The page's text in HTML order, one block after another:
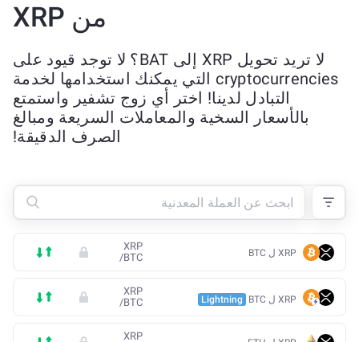
من XRP
لا تريد تحويل XRP إلى BAT؟ لا توجد قيود على
cryptocurrencies التي يمكنك استخدامها لخدمة
التبادل لدينا! اختر أي زوج تشفير واستمتع
بالأسعار السخية والمعاملات السريعة ومبالغ
الصرف الدقيقة!
XRP ل BTC
XRP
/BTC
XRP ل BTC Lightning
XRP
/BTC
XRP